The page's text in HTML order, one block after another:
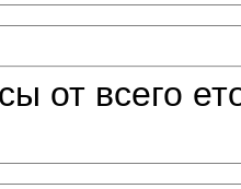
от всего